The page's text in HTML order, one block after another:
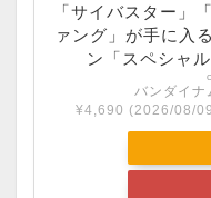
「サイバスター」
ァング」が手に入
ン「スペシャ
バンダイナ
¥4,690 (2026/08/